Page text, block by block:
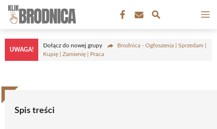
Przejdź
treści
UWAGA!
Dołącz do nowej grupy
Brodnica - Ogłoszenia | Sprzedam |
Kupię | Zamienię | Praca
Spis treści